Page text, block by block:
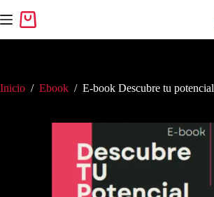
Inicio / Ebook / E-book Descubre tu potencial